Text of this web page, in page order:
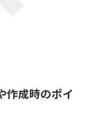
作成時のポイ